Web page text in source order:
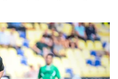
Shorts video
VTV Thể thao